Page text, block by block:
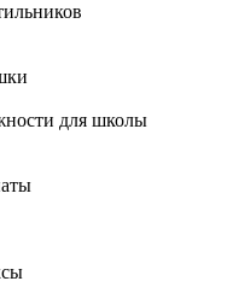
для школы